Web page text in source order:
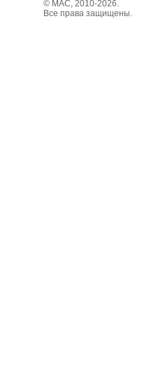
© МАС, 2010-2026.
Все права защищены.